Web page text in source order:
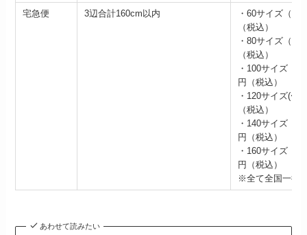
宅急便 3辺合計160cm以内
・60サイズ（〜
（税込）
・80サイズ（〜
（税込）
・100サイズ（
円（税込）
・120サイズ(〜
（税込）
・140サイズ（
円（税込）
・160サイズ（
円（税込）
※全て全国一律
あわせて読みたい